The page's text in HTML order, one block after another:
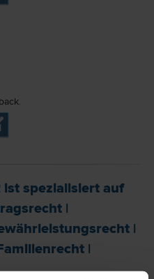
ist spezialisiert auf
|
|
|